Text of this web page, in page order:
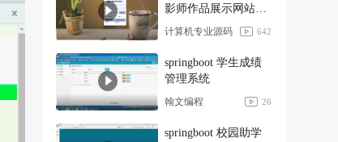
影师作品展示网站系
统
计算机专业源码 642
springboot 学生成绩
管理系统
翰文编程 26
springboot 校园助学